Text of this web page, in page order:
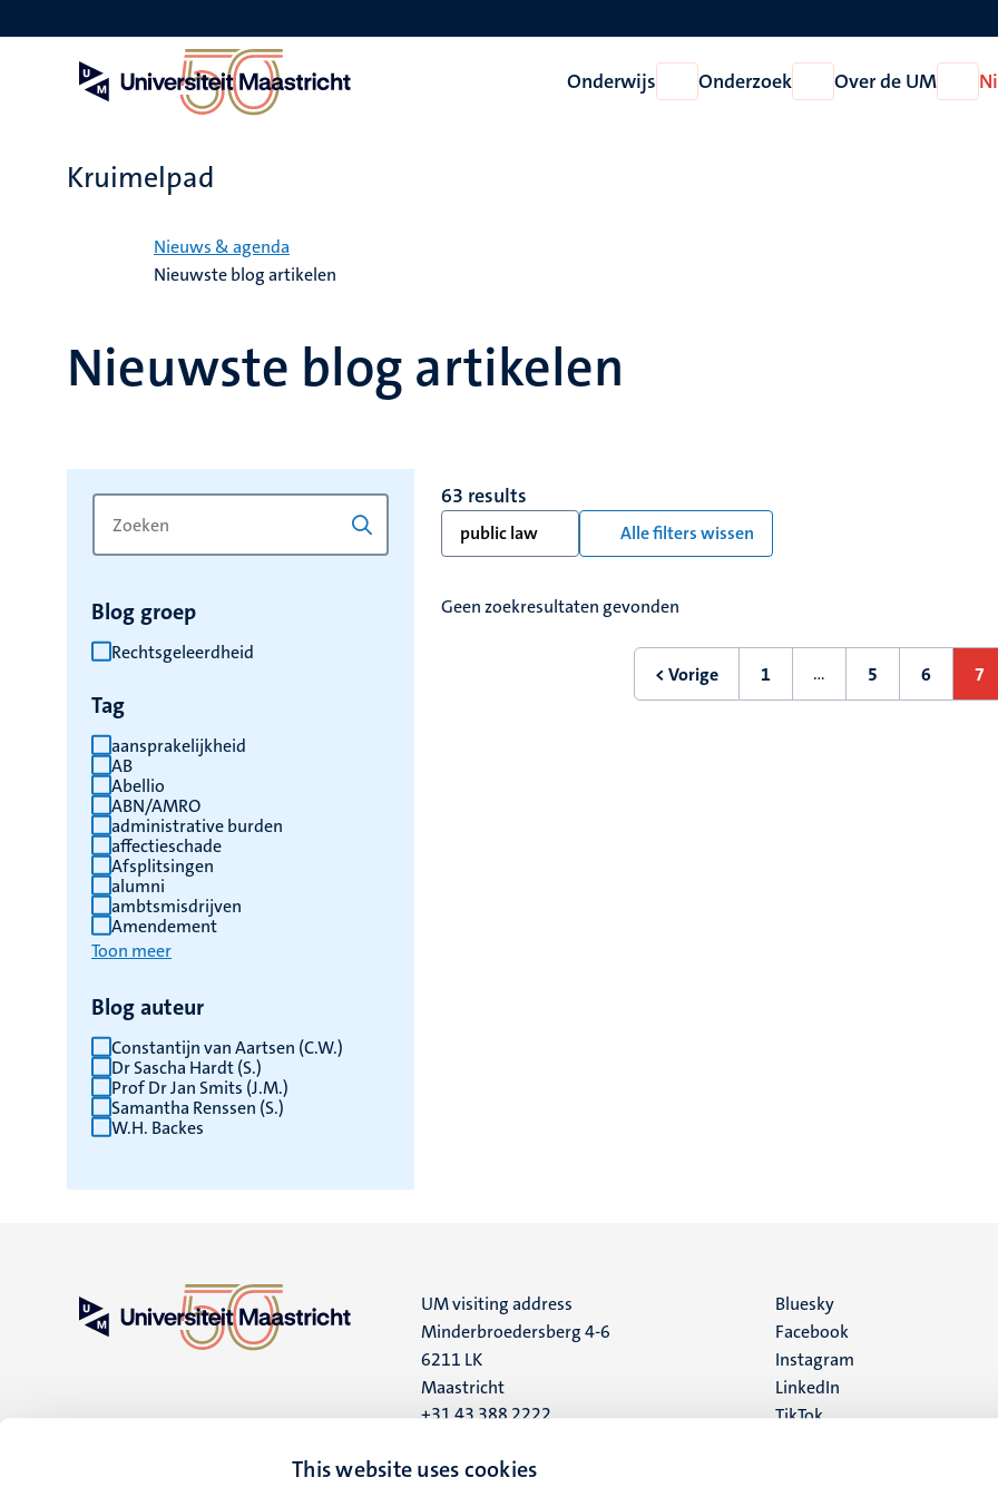
This website uses cookies
en
Onderwijs
Open
Onderwijs
Onderzoek
Open
Onderzoek
Over de UM
Open
Over
Kruimelpad
Nieuws & agenda
Nieuwste blog artikelen
Nieuwste blog artikelen
trefwoord
trefwoord
Blog groep
Rechtsgeleerdheid
Tag
aansprakelijkheid
AB
Abellio
ABN/AMRO
administrative burden
affectieschade
Afsplitsingen
alumni
ambtsmisdrijven
Amendement
Toon meer
Blog auteur
Constantijn van Aartsen (C.W.)
Dr Sascha Hardt (S.)
Prof Dr Jan Smits (J.M.)
Samantha Renssen (S.)
W.H. Backes
63 results
public law Alle filters wissen
Geen zoekresultaten gevonden
Vorige
< Vorige
Eerste
1 …
Pagina
5
Pagina
6 7
UM visiting address
Minderbroedersberg 4-6
6211 LK
Maastricht
+31 43 388 2222
UM postal address
Social
media
Bluesky
Facebook
Instagram
LinkedIn
TikTok